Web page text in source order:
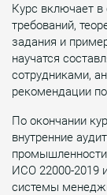
Курс включает в
требований,
задания и
научатся
сотрудниками,
рекомендации
По окончании
внутренние
ИСО 22000-2019
системы